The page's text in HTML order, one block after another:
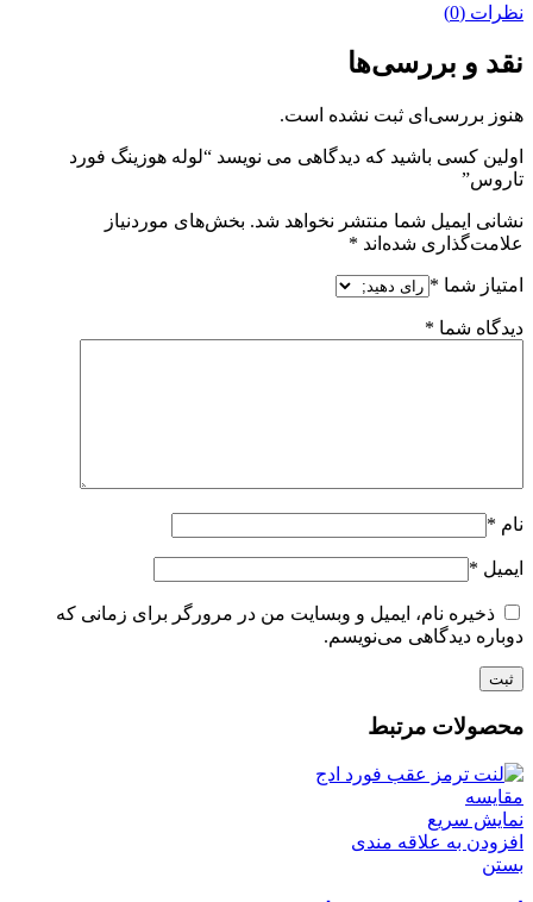
نظرات (0)
نقد و بررسی‌ها
هنوز بررسی‌ای ثبت نشده است.
اولین کسی باشید که دیدگاهی می نویسد “لوله هوزینگ فورد
تاروس”
نشانی ایمیل شما منتشر نخواهد شد. بخش‌های موردنیاز
علامت‌گذاری شده‌اند *
امتیاز شما *
دیدگاه شما *
نام *
ایمیل *
ذخیره نام، ایمیل و وبسایت من در مرورگر برای زمانی که
دوباره دیدگاهی می‌نویسم.
محصولات مرتبط
مقایسه
نمایش سریع
افزودن به علاقه مندی
بستن